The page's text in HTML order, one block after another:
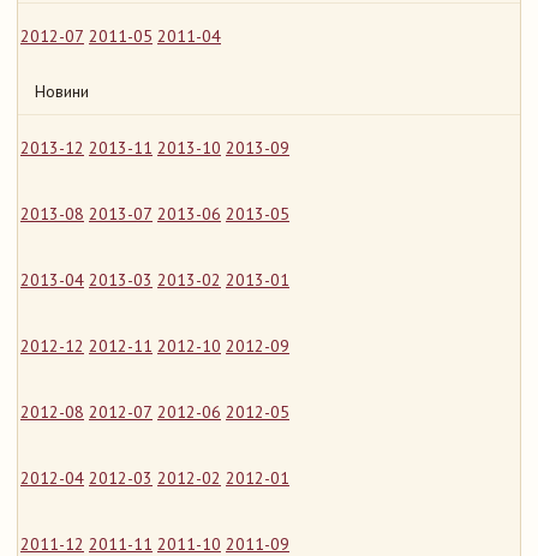
2012-07 2011-05 2011-04
Новини
2013-12 2013-11 2013-10 2013-09
2013-08 2013-07 2013-06 2013-05
2013-04 2013-03 2013-02 2013-01
2012-12 2012-11 2012-10 2012-09
2012-08 2012-07 2012-06 2012-05
2012-04 2012-03 2012-02 2012-01
2011-12 2011-11 2011-10 2011-09